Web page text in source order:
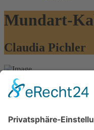
Mundart-
Claudia Pichler
Claudia Pichler
Kleines Theater Haar